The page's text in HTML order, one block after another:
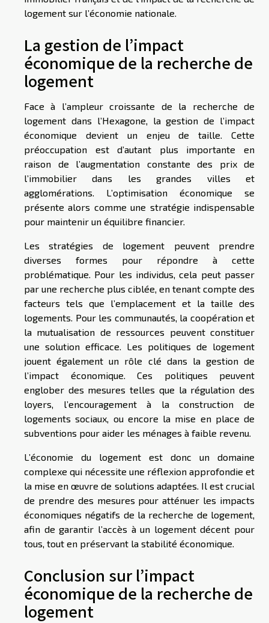
logement sur l’économie nationale.
La gestion de l’impact
économique de la recherche de
logement
Face à l’ampleur croissante de la recherche de
logement dans l’Hexagone, la gestion de l’impact
économique devient un enjeu de taille. Cette
préoccupation est d’autant plus importante en
raison de l’augmentation constante des prix de
l’immobilier dans les grandes villes et
agglomérations. L’optimisation économique se
présente alors comme une stratégie indispensable
pour maintenir un équilibre financier.
Les stratégies de logement peuvent prendre
diverses formes pour répondre à cette
problématique. Pour les individus, cela peut passer
par une recherche plus ciblée, en tenant compte des
facteurs tels que l’emplacement et la taille des
logements. Pour les communautés, la coopération et
la mutualisation de ressources peuvent constituer
une solution efficace. Les politiques de logement
jouent également un rôle clé dans la gestion de
l’impact économique. Ces politiques peuvent
englober des mesures telles que la régulation des
loyers, l’encouragement à la construction de
logements sociaux, ou encore la mise en place de
subventions pour aider les ménages à faible revenu.
L’économie du logement est donc un domaine
complexe qui nécessite une réflexion approfondie et
la mise en œuvre de solutions adaptées. Il est crucial
de prendre des mesures pour atténuer les impacts
économiques négatifs de la recherche de logement,
afin de garantir l’accès à un logement décent pour
tous, tout en préservant la stabilité économique.
Conclusion sur l’impact
économique de la recherche de
logement